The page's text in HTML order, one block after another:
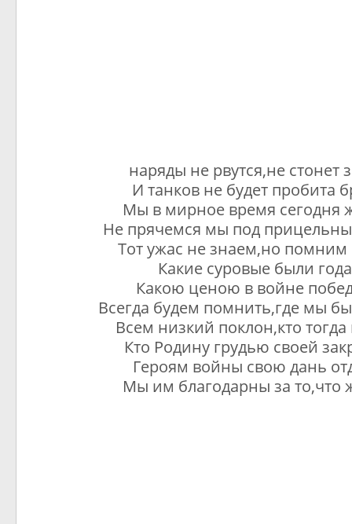
наряды не рвутся,не стонет
И танков не будет пробита
Мы в мирное время сегодня
Не прячемся мы под
Тот ужас не знаем,но помним
Какие суровые были
Какою ценою в войне
Всегда будем помнить,где мы
Всем низкий поклон,кто тогда
Кто Родину грудью своей
Героям войны свою дань
Мы им благодарны за то,что